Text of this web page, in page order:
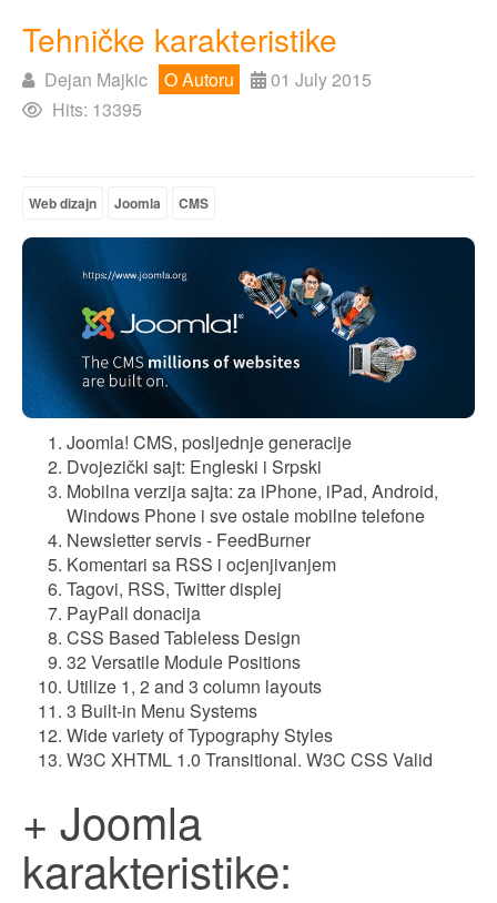
Tehničke karakteristike
Dejan Majkic O Autoru
01 July 2015
Hits: 13395
Web dizajn Joomla CMS
Joomla! CMS, posljednje generacije
Dvojezički sajt: Engleski i Srpski
Mobilna verzija sajta: za iPhone, iPad, Android,
Windows Phone i sve ostale mobilne telefone
Newsletter servis - FeedBurner
Komentari sa RSS i ocjenjivanjem
Tagovi, RSS, Twitter displej
PayPall donacija
CSS Based Tableless Design
32 Versatile Module Positions
Utilize 1, 2 and 3 column layouts
3 Built-in Menu Systems
Wide variety of Typography Styles
W3C XHTML 1.0 Transitional. W3C CSS Valid
+ Joomla
karakteristike: